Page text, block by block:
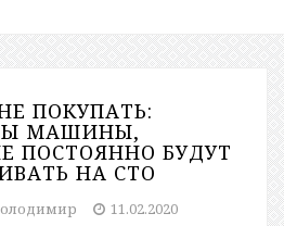
ПОКУПАТЬ:
МАШИНЫ,
ПОСТОЯННО БУДУТ
НА СТО
11.02.2020